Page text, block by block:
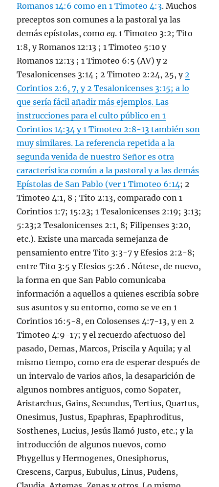
Romanos 14:6 como en1 Timoteo 4:3. Muchos
preceptos son comunes a la pastoral ya las
demás epístolas, comoeg.1 Timoteo 3:2;Tito
1:8, yRomanos 12:13 ;1 Timoteo 5:10 y
Romanos 12:13 ;1 Timoteo 6:5 (AV) y 2
Tesalonicenses 3:14 ; 2 Timoteo 2:24 , 25, y 2
Corintios 2:6,7, y 2 Tesalonicenses 3:15; a lo
que sería fácil añadir más ejemplos. Las
instrucciones para el culto público en1
Corintios 14:34 y1 Timoteo 2:8-13 también son
muy similares. La referencia repetida a la
segunda venida de nuestro Señor es otra
característica común a la pastoral y a las demás
Epístolas de San Pablo (ver1 Timoteo 6:14; 2
Timoteo 4:1 , 8 ;Tito 2:13, comparado con1
Corintios 1:7;15:23;1 Tesalonicenses 2:19; 3:13;
5:23;2 Tesalonicenses 2:1 , 8;Filipenses 3:20,
etc.). Existe una marcada semejanza de
pensamiento entreTito 3:3-7 yEfesios 2:2-8;
entreTito 3:5 yEfesios 5:26 . Nótese, de nuevo,
la forma en que San Pablo comunicaba
información a aquellos a quienes escribía sobre
sus asuntos y su entorno, como se ve en1
Corintios 16:5-8, enColosenses 4:7-13, y en 2
Timoteo 4:9-17; y el recuerdo afectuoso del
pasado, Demas, Marcos, Priscila y Aquila; y al
mismo tiempo, como era de esperar después de
un intervalo de varios años, la desaparición de
algunos nombres antiguos, como Sopater,
Aristarchus, Gains, Secundus, Tertius, Quartus,
Onesimus, Justus, Epaphras, Epaphroditus,
Sosthenes, Lucius, Jesús llamó Justo, etc.; y la
introducción de algunos nuevos, como
Phygellus y Hermogenes, Onesiphorus,
Crescens, Carpus, Eubulus, Linus, Pudens,